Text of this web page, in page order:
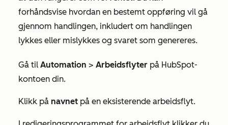
forhåndsvise hvordan en bestemt oppføring vil gå
gjennom handlingen, inkludert om handlingen
lykkes eller mislykkes og svaret som genereres.
Gå til Automation > Arbeidsflyter på HubSpot-
kontoen din.
Klikk på navnet på en eksisterende arbeidsflyt.